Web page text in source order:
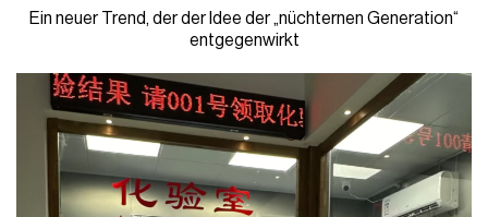
Ein neuer Trend, der der Idee der „nüchternen Generation“
entgegenwirkt